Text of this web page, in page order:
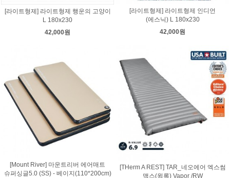
[라이트형제] 라이트형제 행운의 고양이
L 180x230
42,000원
[라이트형제] 라이트형제 인디언
(에스닉) L 180x230
42,000원
[Mount River] 마운트리버 에어매트
슈퍼싱글5.0 (SS) - 베이지(110*200cm)
[THerm A REST] TAR_네오에어 엑스썸
맥스(윙록) Vapor /RW